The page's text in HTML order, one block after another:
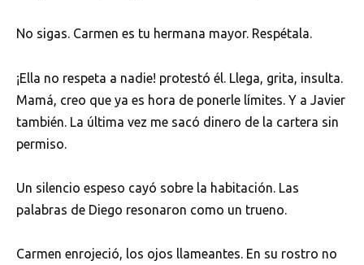
No sigas. Carmen es tu hermana mayor. Respétala.
¡Ella no respeta a nadie! protestó él. Llega, grita, insulta.
Mamá, creo que ya es hora de ponerle límites. Y a Javier
también. La última vez me sacó dinero de la cartera sin
permiso.
Un silencio espeso cayó sobre la habitación. Las
palabras de Diego resonaron como un trueno.
Carmen enrojeció, los ojos llameantes. En su rostro no